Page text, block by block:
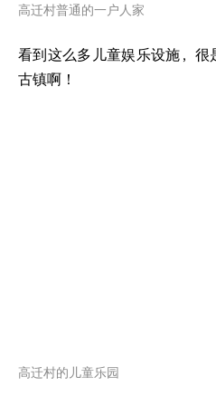
高迁村普通的一户人家
看到这么多儿童娱乐设施，
古镇啊！
高迁村的儿童乐园